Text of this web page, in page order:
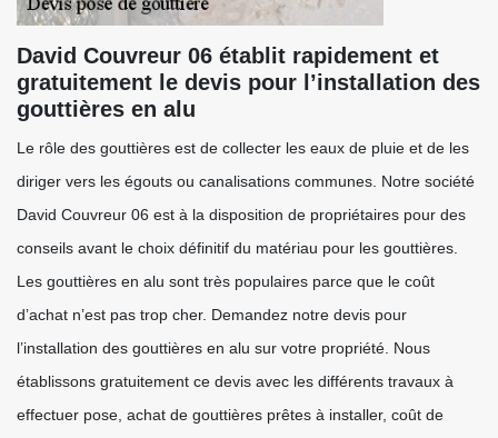
David Couvreur 06 établit rapidement et
gratuitement le devis pour l’installation des
gouttières en alu
Le rôle des gouttières est de collecter les eaux de pluie et de les
diriger vers les égouts ou canalisations communes. Notre société
David Couvreur 06 est à la disposition de propriétaires pour des
conseils avant le choix définitif du matériau pour les gouttières.
Les gouttières en alu sont très populaires parce que le coût
d’achat n’est pas trop cher. Demandez notre devis pour
l’installation des gouttières en alu sur votre propriété. Nous
établissons gratuitement ce devis avec les différents travaux à
effectuer pose, achat de gouttières prêtes à installer, coût de